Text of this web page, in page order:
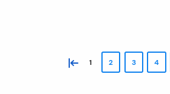
« 1 2 3 4